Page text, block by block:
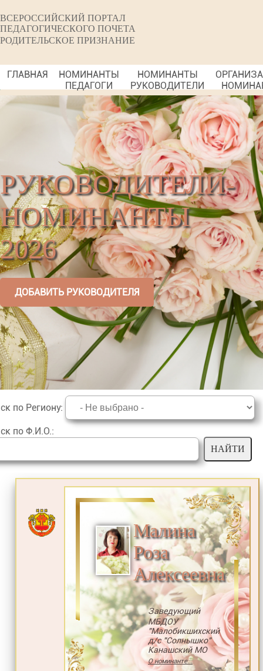
ВСЕРОССИЙСКИЙ ПОРТАЛ
ПЕДАГОГИЧЕСКОГО ПОЧЕТА
РОДИТЕЛЬСКОЕ ПРИЗНАНИЕ
ГЛАВНАЯ
НОМИНАНТЫ
ПЕДАГОГИ
НОМИНАНТЫ
РУКОВОДИТЕЛИ
РУКОВОДИТЕЛИ-
НОМИНАНТЫ
2026
ДОБАВИТЬ РУКОВОДИТЕЛЯ
по Региону:
по Ф.И.О.:
Малина
Роза
Алексеевна
Заведующий
МБДОУ
"Малобикшихский
д/с "Солнышко"
Канашский МО
О номинанте...